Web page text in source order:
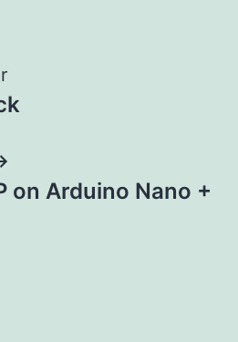
on Arduino Nano +